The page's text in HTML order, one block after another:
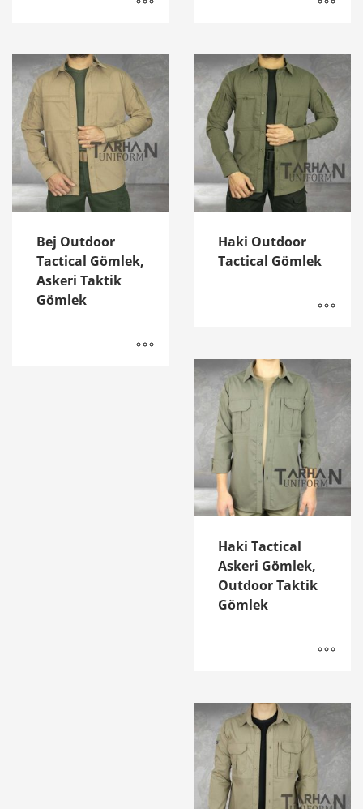
Bej Outdoor
Tactical Gömlek,
Askeri Taktik
Gömlek
Haki Outdoor
Tactical Gömlek
Haki Tactical
Askeri Gömlek,
Outdoor Taktik
Gömlek